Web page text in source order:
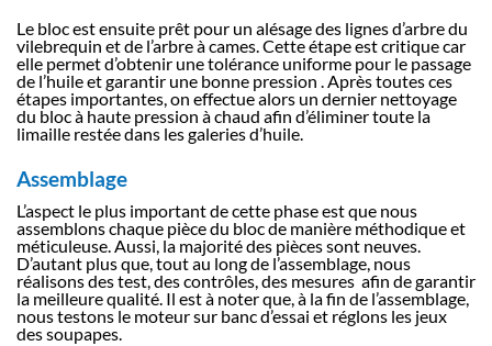
Le bloc est ensuite prêt pour un alésage des lignes d’arbre du
vilebrequin et de l’arbre à cames. Cette étape est critique car
elle permet d’obtenir une tolérance uniforme pour le passage
de l’huile et garantir une bonne pression . Après toutes ces
étapes importantes, on effectue alors un dernier nettoyage
du bloc à haute pression à chaud afin d’éliminer toute la
limaille restée dans les galeries d’huile.
Assemblage
L’aspect le plus important de cette phase est que nous
assemblons chaque pièce du bloc de manière méthodique et
méticuleuse. Aussi, la majorité des pièces sont neuves.
D’autant plus que, tout au long de l’assemblage, nous
réalisons des test, des contrôles, des mesures afin de garantir
la meilleure qualité. Il est à noter que, à la fin de l’assemblage,
nous testons le moteur sur banc d’essai et réglons les jeux
des soupapes.